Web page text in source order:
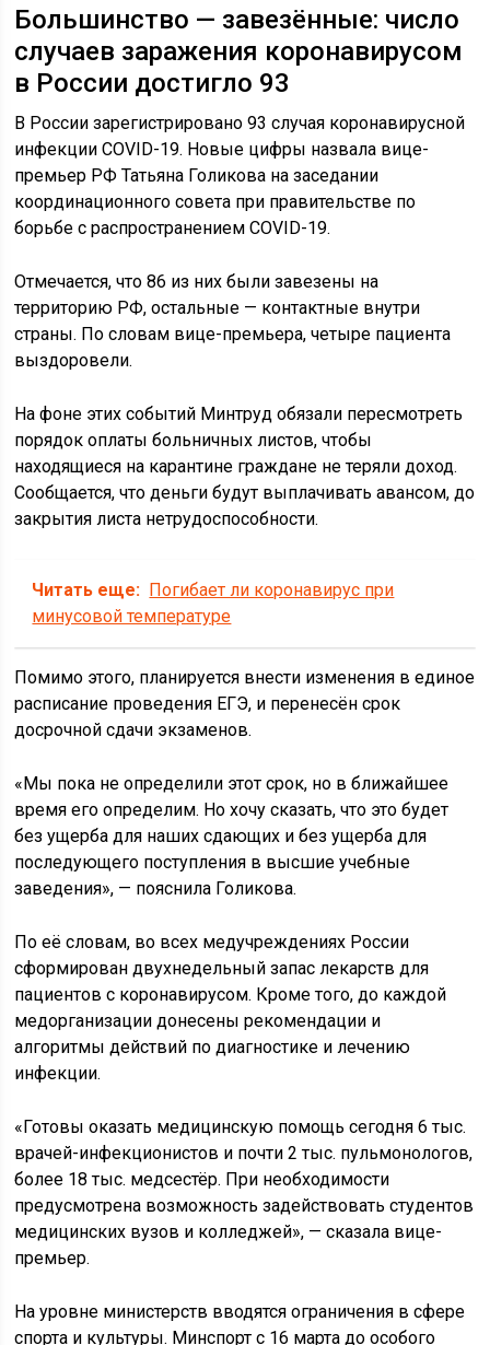
Большинство — завезённые: число
случаев заражения коронавирусом
в России достигло 93
В России зарегистрировано 93 случая коронавирусной
инфекции COVID-19. Новые цифры назвала вице-
премьер РФ Татьяна Голикова на заседании
координационного совета при правительстве по
борьбе с распространением COVID-19.
Отмечается, что 86 из них были завезены на
территорию РФ, остальные — контактные внутри
страны. По словам вице-премьера, четыре пациента
выздоровели.
На фоне этих событий Минтруд обязали пересмотреть
порядок оплаты больничных листов, чтобы
находящиеся на карантине граждане не теряли доход.
Сообщается, что деньги будут выплачивать авансом, до
закрытия листа нетрудоспособности.
Читать еще: Погибает ли коронавирус при
минусовой температуре
Помимо этого, планируется внести изменения в единое
расписание проведения ЕГЭ, и перенесён срок
досрочной сдачи экзаменов.
«Мы пока не определили этот срок, но в ближайшее
время его определим. Но хочу сказать, что это будет
без ущерба для наших сдающих и без ущерба для
последующего поступления в высшие учебные
заведения», — пояснила Голикова.
По её словам, во всех медучреждениях России
сформирован двухнедельный запас лекарств для
пациентов с коронавирусом. Кроме того, до каждой
медорганизации донесены рекомендации и
алгоритмы действий по диагностике и лечению
инфекции.
«Готовы оказать медицинскую помощь сегодня 6 тыс.
врачей-инфекционистов и почти 2 тыс. пульмонологов,
более 18 тыс. медсестёр. При необходимости
предусмотрена возможность задействовать студентов
медицинских вузов и колледжей», — сказала вице-
премьер.
На уровне министерств вводятся ограничения в сфере
спорта и культуры. Минспорт с 16 марта до особого